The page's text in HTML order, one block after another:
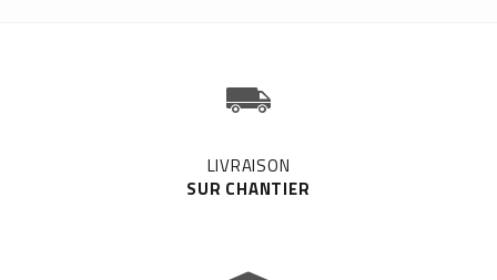
LIVRAISON
SUR CHANTIER